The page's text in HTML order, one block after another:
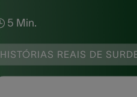
5 Min.
HISTÓRIAS REAIS DE